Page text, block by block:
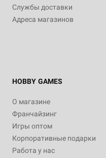
Службы доставки
Адреса магазинов
HOBBY GAMES
О магазине
Франчайзинг
Игры оптом
Корпоративные подарки
Работа у нас